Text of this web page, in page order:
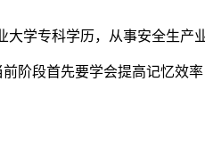
学专科学历，从事安全生产业
阶段首先要学会提高记忆效